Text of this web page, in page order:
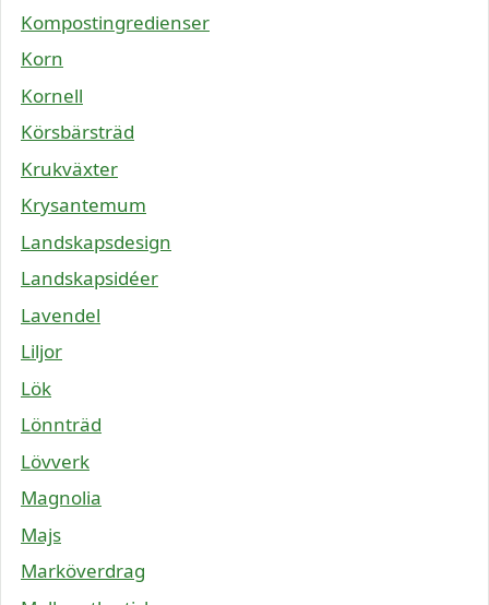
Kompostingredienser
Korn
Kornell
Körsbärsträd
Krukväxter
Krysantemum
Landskapsdesign
Landskapsidéer
Lavendel
Liljor
Lök
Lönnträd
Lövverk
Magnolia
Majs
Marköverdrag